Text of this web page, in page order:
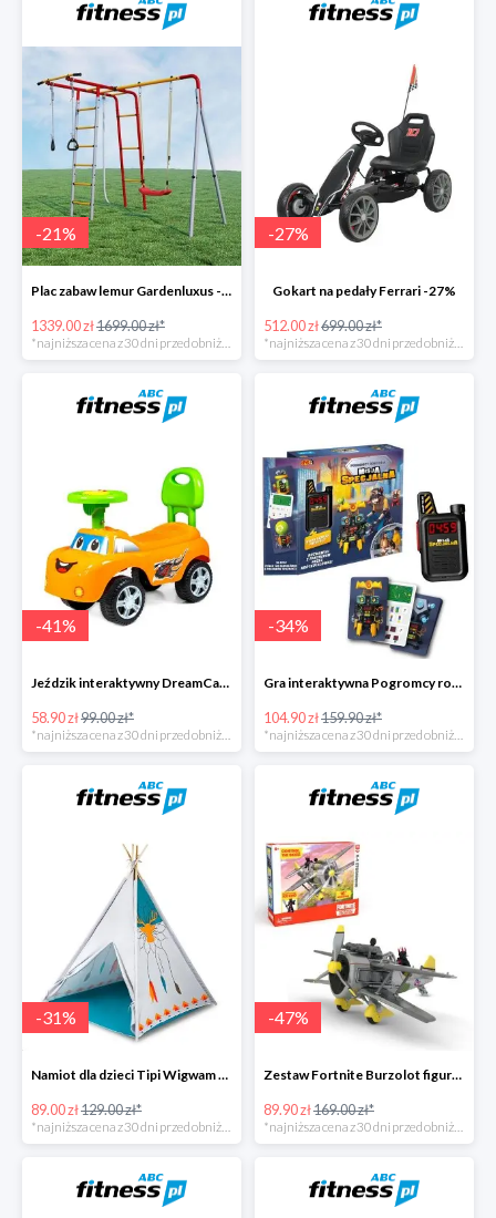
-21%
Plac zabaw lemur Gardenluxus -21%
1339.00 zł1699.00 zł*
-27%
Gokart na pedały Ferrari -27%
512.00 zł699.00 zł*
-41%
Jeździk interaktywny DreamCar -41%
58.90 zł99.00 zł*
-34%
Gra interaktywna Pogromcy robotów - Misja specjalna -34%
104.90 zł159.90 zł*
-31%
Namiot dla dzieci Tipi Wigwam -31%
89.00 zł129.00 zł*
*najniższa cena z 30 dni przed obniżką
-47%
Zestaw Fortnite Burzolot figurka -47%
89.90 zł169.00 zł*
*najniższa cena z 30 dni przed obniżką